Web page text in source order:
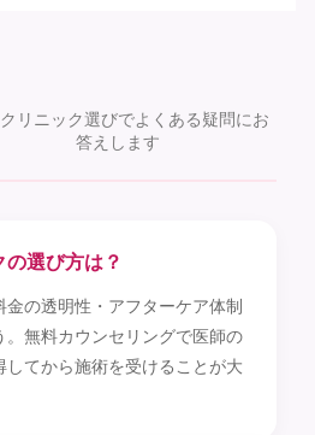
リニック選びでよくある疑問にお
答えします
選び方は？
金の透明性・アフターケア体制
。無料カウンセリングで医師の
してから施術を受けることが大